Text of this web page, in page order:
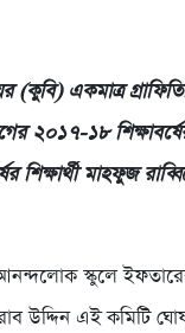
(কুবি) একমাত্র
২০১৭-১৮
শিক্ষার্থী মাহফুজ
আনন্দলোক স্কুলে
উদ্দিন এই কমিটি